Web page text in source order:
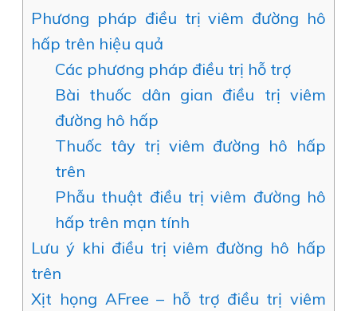
Phương pháp điều trị viêm đường hô
hấp trên hiệu quả
Các phương pháp điều trị hỗ trợ
Bài thuốc dân gian điều trị viêm
đường hô hấp
Thuốc tây trị viêm đường hô hấp
trên
Phẫu thuật điều trị viêm đường hô
hấp trên mạn tính
Lưu ý khi điều trị viêm đường hô hấp
trên
Xịt họng AFree – hỗ trợ điều trị viêm